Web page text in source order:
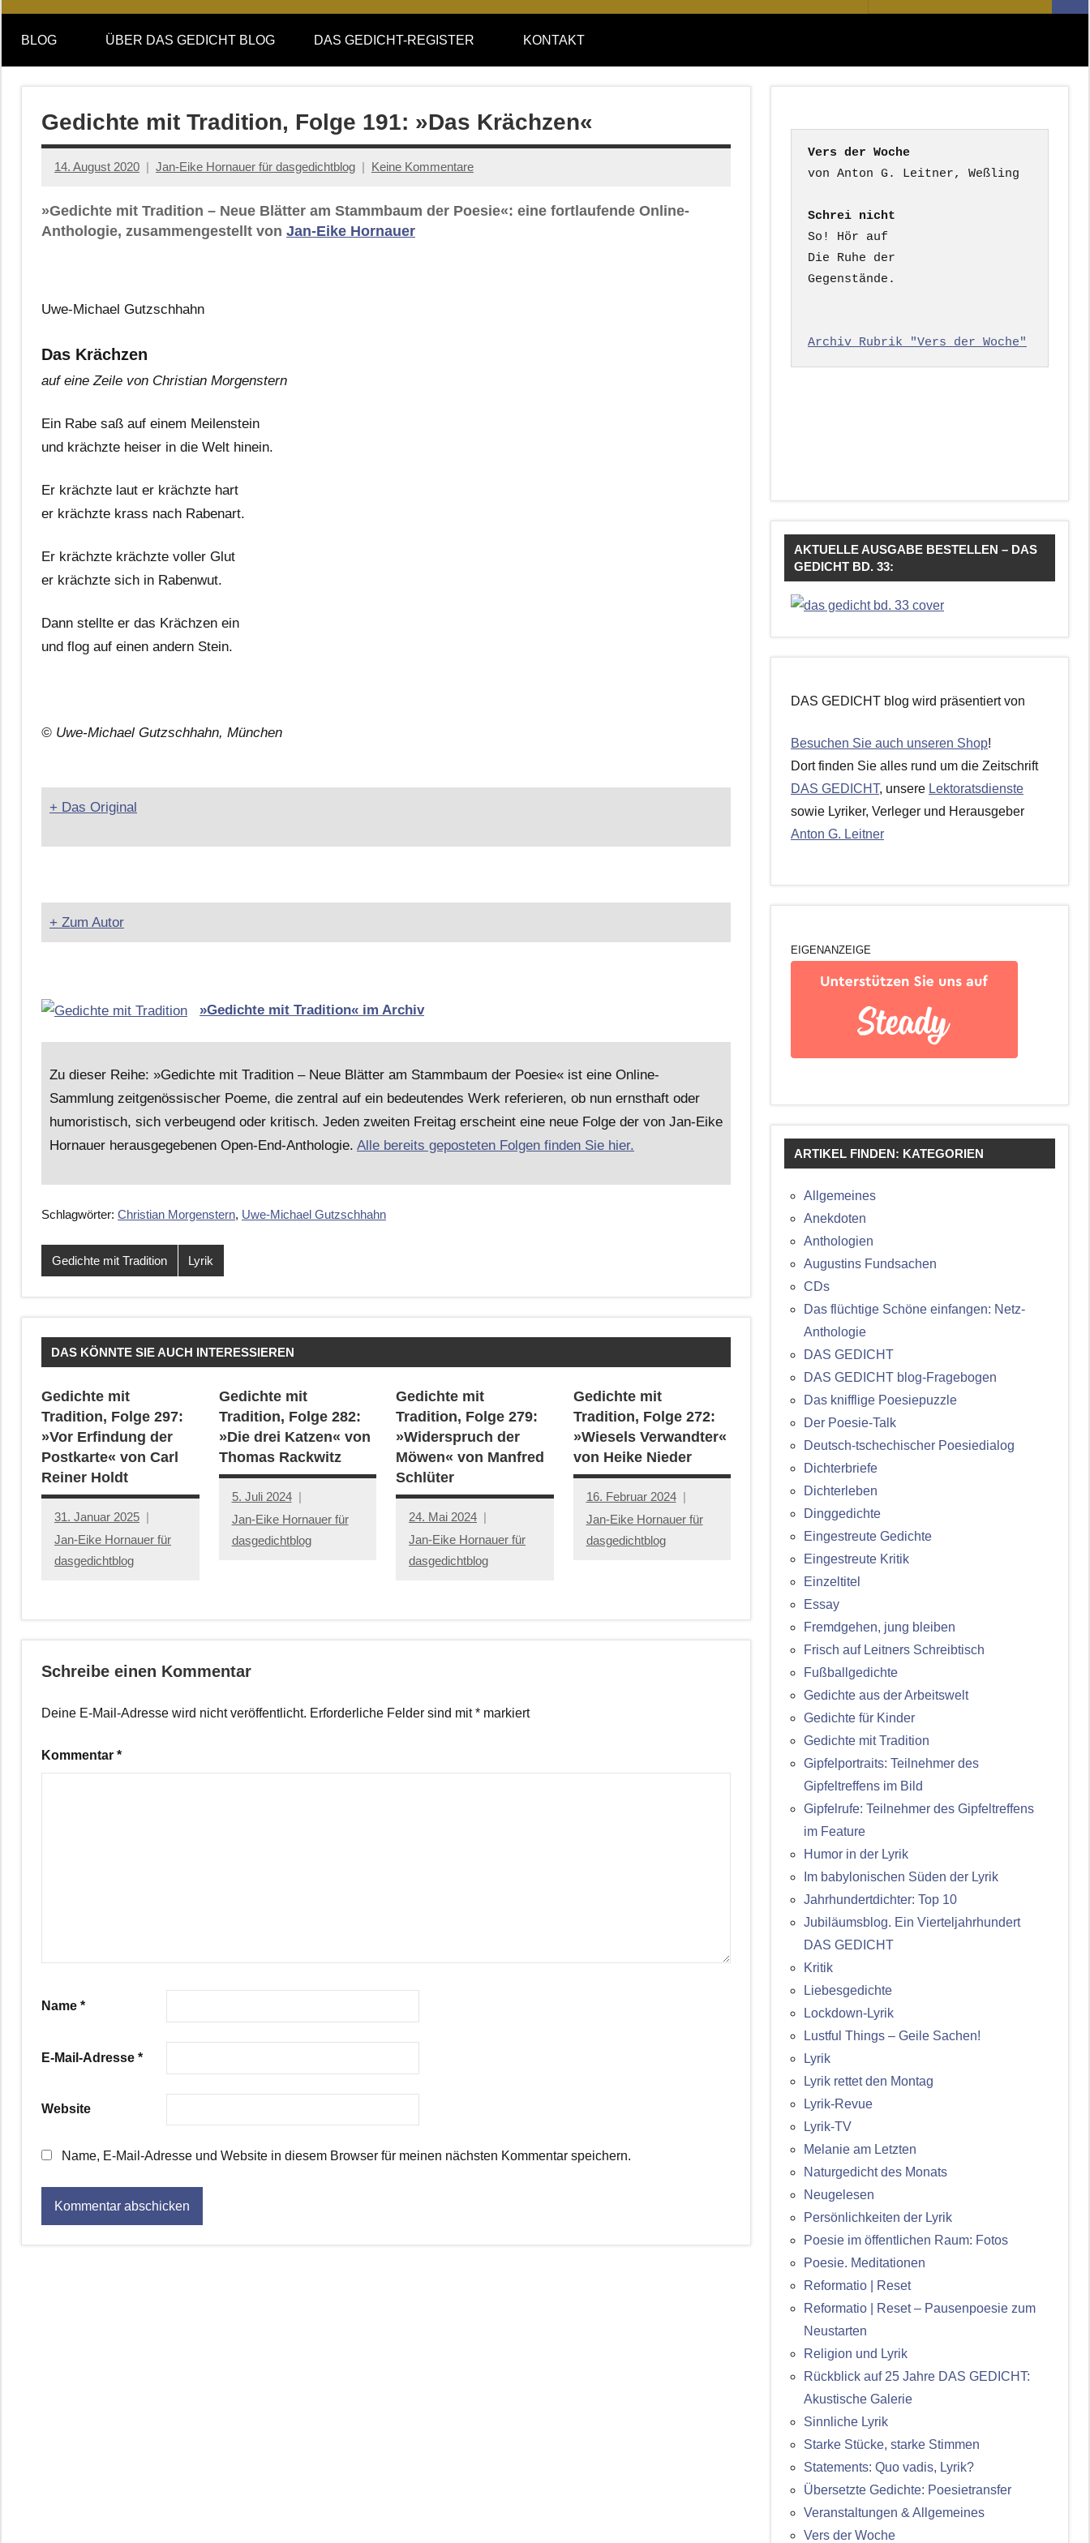
DAS
GEDICHT
blog
DAS
GEDICHT.
Zeitschrift
nach:
BLOG ÜBER DAS GEDICHT BLOG DAS GEDICHT-REGISTER KONTAKT
Gedichte mit Tradition, Folge 191: »Das Krächzen«
14. August 2020 Jan-Eike Hornauer für dasgedichtblog Keine Kommentare
»Gedichte mit Tradition – Neue Blätter am Stammbaum der Poesie«: eine fortlaufende Online-
Anthologie, zusammengestellt von Jan-Eike Hornauer
Uwe-Michael Gutzschhahn
Das Krächzen
auf eine Zeile von Christian Morgenstern
Ein Rabe saß auf einem Meilenstein
und krächzte heiser in die Welt hinein.
Er krächzte laut er krächzte hart
er krächzte krass nach Rabenart.
Er krächzte krächzte voller Glut
er krächzte sich in Rabenwut.
Dann stellte er das Krächzen ein
und flog auf einen andern Stein.
© Uwe-Michael Gutzschhahn, München
+ Das Original
+ Zum Autor
»Gedichte mit Tradition« im Archiv
Zu dieser Reihe: »Gedichte mit Tradition – Neue Blätter am Stammbaum der Poesie« ist eine Online-
Sammlung zeitgenössischer Poeme, die zentral auf ein bedeutendes Werk referieren, ob nun ernsthaft oder
humoristisch, sich verbeugend oder kritisch. Jeden zweiten Freitag erscheint eine neue Folge der von Jan-Eike
Hornauer herausgegebenen Open-End-Anthologie. Alle bereits geposteten Folgen finden Sie hier.
Schlagwörter: Christian Morgenstern, Uwe-Michael Gutzschhahn
Gedichte mit Tradition Lyrik
DAS KÖNNTE SIE AUCH INTERESSIEREN
Gedichte mit
Tradition, Folge 297:
»Vor Erfindung der
Postkarte« von Carl
Reiner Holdt
31. Januar 2025
Jan-Eike Hornauer für
dasgedichtblog
Gedichte mit
Tradition, Folge 282:
»Die drei Katzen« von
Thomas Rackwitz
5. Juli 2024
Jan-Eike Hornauer für
dasgedichtblog
Gedichte mit
Tradition, Folge 279:
»Widerspruch der
Möwen« von Manfred
Schlüter
24. Mai 2024
Jan-Eike Hornauer für
dasgedichtblog
Gedichte mit
Tradition, Folge 272:
»Wiesels Verwandter«
von Heike Nieder
16. Februar 2024
Jan-Eike Hornauer für
dasgedichtblog
Schreibe einen Kommentar
Deine E-Mail-Adresse wird nicht veröffentlicht. Erforderliche Felder sind mit* markiert
Kommentar *
Name *
E-Mail-Adresse *
Website
Name, E-Mail-Adresse und Website in diesem Browser für meinen nächsten Kommentar speichern.
Vers der Woche
Schrei nicht
So! Hör auf
Die Ruhe der
Gegenstände.
Archiv Rubrik "Vers der Woche"
AKTUELLE AUSGABE BESTELLEN – DAS
GEDICHT BD. 33:
DAS GEDICHT blog wird präsentiert von
Besuchen Sie auch unseren Shop!
Dort finden Sie alles rund um die Zeitschrift
DAS GEDICHT, unsere Lektoratsdienste
sowie Lyriker, Verleger und Herausgeber
Anton G. Leitner
EIGENANZEIGE
ARTIKEL FINDEN: KATEGORIEN
Allgemeines
Anekdoten
Anthologien
Augustins Fundsachen
CDs
Das flüchtige Schöne einfangen: Netz-
Anthologie
DAS GEDICHT
DAS GEDICHT blog-Fragebogen
Das knifflige Poesiepuzzle
Der Poesie-Talk
Deutsch-tschechischer Poesiedialog
Dichterbriefe
Dichterleben
Dinggedichte
Eingestreute Gedichte
Eingestreute Kritik
Einzeltitel
Essay
Fremdgehen, jung bleiben
Frisch auf Leitners Schreibtisch
Fußballgedichte
Gedichte aus der Arbeitswelt
Gedichte für Kinder
Gedichte mit Tradition
Gipfelportraits: Teilnehmer des
Gipfeltreffens im Bild
Gipfelrufe: Teilnehmer des Gipfeltreffens
im Feature
Humor in der Lyrik
Im babylonischen Süden der Lyrik
Jahrhundertdichter: Top 10
Jubiläumsblog. Ein Vierteljahrhundert
DAS GEDICHT
Kritik
Liebesgedichte
Lockdown-Lyrik
Lustful Things – Geile Sachen!
Lyrik
Lyrik rettet den Montag
Lyrik-Revue
Lyrik-TV
Melanie am Letzten
Naturgedicht des Monats
Neugelesen
Persönlichkeiten der Lyrik
Poesie im öffentlichen Raum: Fotos
Poesie. Meditationen
Reformatio | Reset
Reformatio | Reset – Pausenpoesie zum
Neustarten
Religion und Lyrik
Rückblick auf 25 Jahre DAS GEDICHT:
Akustische Galerie
Sinnliche Lyrik
Starke Stücke, starke Stimmen
Statements: Quo vadis, Lyrik?
Übersetzte Gedichte: Poesietransfer
Veranstaltungen & Allgemeines
Vers der Woche